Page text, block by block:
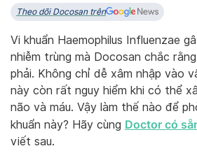
Theo dõi Docosan trên
Vi khuẩn Haemophilus Influenzae
nhiễm trùng mà Docosan chắc
phải. Không chỉ dễ xâm nhập vào
này còn rất nguy hiểm khi có thể
não và máu. Vậy làm thế nào để
khuẩn này? Hãy cùng Doctor có
viết sau.